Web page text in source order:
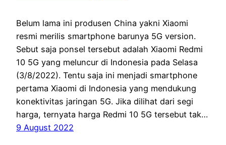
Belum lama ini produsen China yakni Xiaomi
resmi merilis smartphone barunya 5G version.
Sebut saja ponsel tersebut adalah Xiaomi Redmi
10 5G yang meluncur di Indonesia pada Selasa
(3/8/2022). Tentu saja ini menjadi smartphone
pertama Xiaomi di Indonesia yang mendukung
konektivitas jaringan 5G. Jika dilihat dari segi
harga, ternyata harga Redmi 10 5G tersebut tak…
9 August 2022